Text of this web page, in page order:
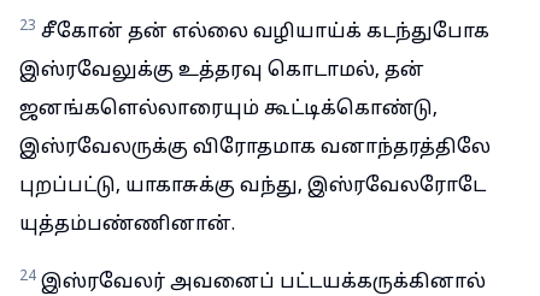
23 சீகோன் தன் எல்லை வழியாய்க் கடந்துபோக
இஸ்ரவேலுக்கு உத்தரவு கொடாமல், தன்
ஜனங்களெல்லாரையும் கூட்டிக்கொண்டு,
இஸ்ரவேலருக்கு விரோதமாக வனாந்தரத்திலே
புறப்பட்டு, யாகாசுக்கு வந்து, இஸ்ரவேலரோடே
யுத்தம்பண்ணினான்.
24 இஸ்ரவேலர் அவனைப் பட்டயக்கருக்கினால்